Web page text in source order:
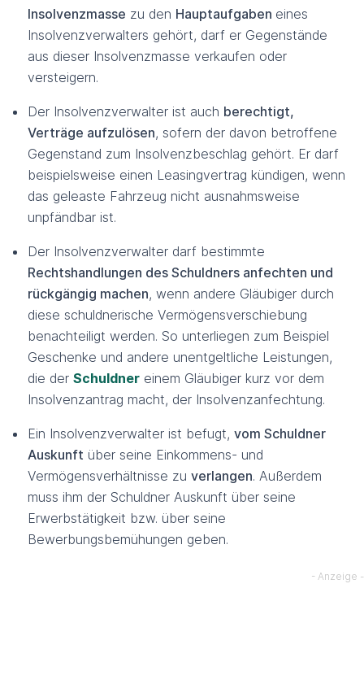
Insolvenzmasse zu den Hauptaufgaben eines
Insolvenzverwalters gehört, darf er Gegenstände
aus dieser Insolvenzmasse verkaufen oder
versteigern.
Der Insolvenzverwalter ist auch berechtigt,
Verträge aufzulösen, sofern der davon betroffene
Gegenstand zum Insolvenzbeschlag gehört. Er darf
beispielsweise einen Leasingvertrag kündigen, wenn
das geleaste Fahrzeug nicht ausnahmsweise
unpfändbar ist.
Der Insolvenzverwalter darf bestimmte
Rechtshandlungen des Schuldners anfechten und
rückgängig machen, wenn andere Gläubiger durch
diese schuldnerische Vermögensverschiebung
benachteiligt werden. So unterliegen zum Beispiel
Geschenke und andere unentgeltliche Leistungen,
die der Schuldner einem Gläubiger kurz vor dem
Insolvenzantrag macht, der Insolvenzanfechtung.
Ein Insolvenzverwalter ist befugt, vom Schuldner
Auskunft über seine Einkommens- und
Vermögensverhältnisse zu verlangen. Außerdem
muss ihm der Schuldner Auskunft über seine
Erwerbstätigkeit bzw. über seine
Bewerbungsbemühungen geben.